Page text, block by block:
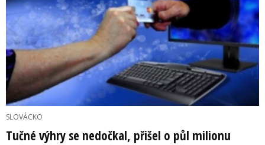
SLOVÁCKO
Tučné výhry se nedočkal, přišel o půl milionu